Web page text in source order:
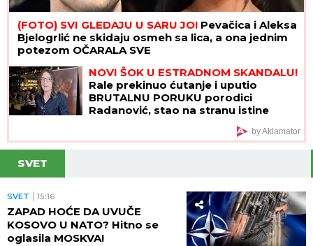
(FOTO) SVI GLEDAJU U SARU JO! Pevačica i Aleksa
Bjelogrlić ne skidaju osmeh sa lica, a ona jednim
potezom OČARALA SVE
NOVI ŠOK U ESTRADNOM SKANDALU!
Rale prekinuo ćutanje i uputio
BRUTALNU PORUKU porodici
Radanović, stao na stranu istine
by Aklamator
SVET
SVET 15:16
ZAPAD HOĆE DA UVUČE
KOSOVO U NATO? Hitno se
oglasila MOSKVA!